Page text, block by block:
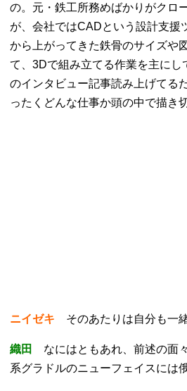
の。元・鉄工所務めばかりがクロ
が、会社ではCADという設計支援
から上がってきた鉄骨のサイズや
て、3Dで組み立てる作業を主にし
のインタビュー記事読み上げてる
ったくどんな仕事か頭の中で描き
ニイゼキ そのあたりは自分も一
織田
なにはともあれ、前述の面
系グラドルのニューフェイスには